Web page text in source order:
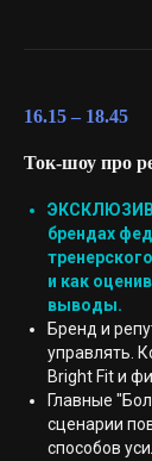
16.15 – 18.45
Ток-шоу про
ЭКСКЛЮЗИВ:
брендах
и как
выводы.
Бренд и
управлять.
Bright Fit и
Главные
сценарии
способов